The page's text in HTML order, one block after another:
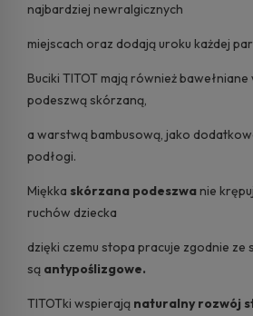
najbardziej newralgicznych
miejscach oraz dodają uroku każdej
Buciki TITOT mają również
podeszwą skórzaną,
a warstwą bambusową, jako
podłogi.
Miękka skórzana podeszwa nie
ruchów dziecka
dzięki czemu stopa pracuje zgodnie ze
są antypoślizgowe.
TITOTki wspierają naturalny rozwój